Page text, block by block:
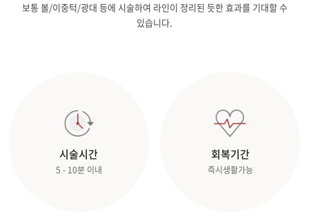
보통 볼/이중턱/광대 등에 시술하여 라인이 정리된 듯한 효과를 기대할 수
있습니다.
시술시간
5 - 10분 이내
회복기간
즉시생활가능